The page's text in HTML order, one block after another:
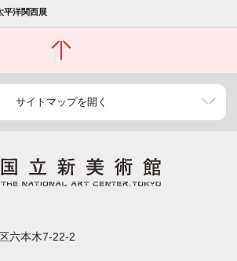
平洋関西展
サイトマップを開く
六本木7-22-2